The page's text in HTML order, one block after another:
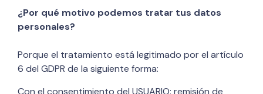
¿Por qué motivo podemos tratar tus datos
personales?
Porque el tratamiento está legitimado por el artículo
6 del GDPR de la siguiente forma:
Con el consentimiento del USUARIO: remisión de